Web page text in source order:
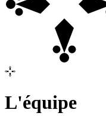
L'équipe